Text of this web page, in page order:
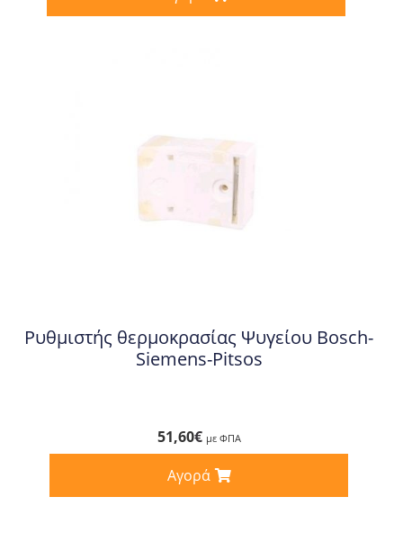
Ρυθμιστής θερμοκρασίας Ψυγείου Bosch-
Siemens-Pitsos
51,60€ με ΦΠΑ
Αγορά